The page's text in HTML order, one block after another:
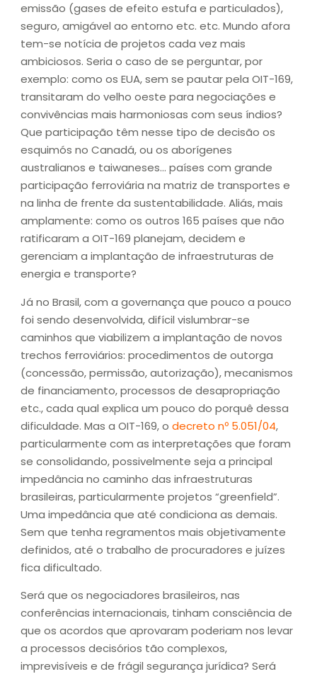
emissão (gases de efeito estufa e particulados),
seguro, amigável ao entorno etc. etc. Mundo afora
tem-se notícia de projetos cada vez mais
ambiciosos. Seria o caso de se perguntar, por
exemplo: como os EUA, sem se pautar pela OIT-169,
transitaram do velho oeste para negociações e
convivências mais harmoniosas com seus índios?
Que participação têm nesse tipo de decisão os
esquimós no Canadá, ou os aborígenes
australianos e taiwaneses… países com grande
participação ferroviária na matriz de transportes e
na linha de frente da sustentabilidade. Aliás, mais
amplamente: como os outros 165 países que não
ratificaram a OIT-169 planejam, decidem e
gerenciam a implantação de infraestruturas de
energia e transporte?
Já no Brasil, com a governança que pouco a pouco
foi sendo desenvolvida, difícil vislumbrar-se
caminhos que viabilizem a implantação de novos
trechos ferroviários: procedimentos de outorga
(concessão, permissão, autorização), mecanismos
de financiamento, processos de desapropriação
etc., cada qual explica um pouco do porquê dessa
dificuldade. Mas a OIT-169, o decreto nº 5.051/04,
particularmente com as interpretações que foram
se consolidando, possivelmente seja a principal
impedância no caminho das infraestruturas
brasileiras, particularmente projetos “greenfield”.
Uma impedância que até condiciona as demais.
Sem que tenha regramentos mais objetivamente
definidos, até o trabalho de procuradores e juízes
fica dificultado.
Será que os negociadores brasileiros, nas
conferências internacionais, tinham consciência de
que os acordos que aprovaram poderiam nos levar
a processos decisórios tão complexos,
imprevisíveis e de frágil segurança jurídica? Será